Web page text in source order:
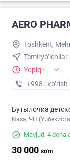
AERO
Toshkent,
Yopiq ·
+998 (70)кo’rish
Бутылочка
Nasa, ЧП
Mavjud: 4
30 000 so'm